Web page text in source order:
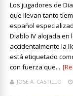
Los jugadores de
que llevan tanto
español
Diablo IV alojada
accidentalmente la
está etiquetado
con fuerza que...
JOSE A. CASTILLO